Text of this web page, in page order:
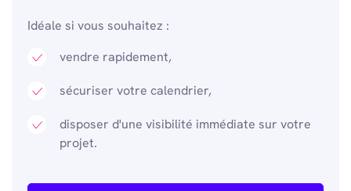
Idéale si vous souhaitez :
vendre rapidement,
sécuriser votre calendrier,
disposer d'une visibilité immédiate sur votre
projet.